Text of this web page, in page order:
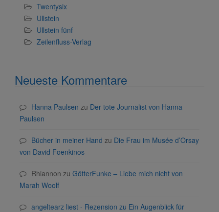
Twentysix
Ullstein
Ullstein fünf
Zeilenfluss-Verlag
Neueste Kommentare
Hanna Paulsen zu Der tote Journalist von Hanna
Paulsen
Bücher in meiner Hand zu Die Frau im Musée d’Orsay
von David Foenkinos
Rhiannon zu GötterFunke – Liebe mich nicht von
Marah Woolf
angeltearz liest - Rezension zu Ein Augenblick für